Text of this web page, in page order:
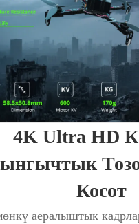
4K Ultra HD
Косот
аералыштык